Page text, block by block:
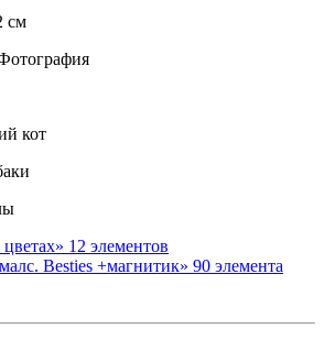
см
кот
12 элементов
Besties +магнитик» 90 элемента